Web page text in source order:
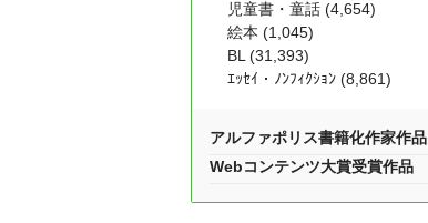
児童書・童話 (4,654)
絵本 (1,045)
BL (31,393)
ｴｯｾｲ・ﾉﾝﾌｨｸｼｮﾝ (8,861)
アルファポリス書籍化作家作品
Webコンテンツ大賞受賞作品